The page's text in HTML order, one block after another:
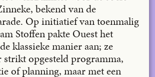
bekend van de
Op initiatief van toenmalig
Stoffen pakte Ouest het
klassieke manier aan; ze
opgesteld programma,
of planning, maar met een